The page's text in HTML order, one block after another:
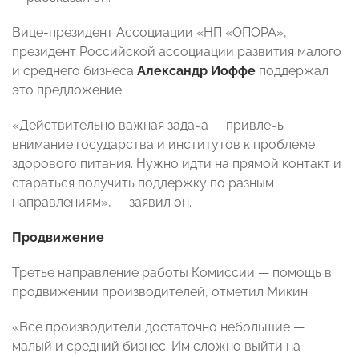
Вице-президент Ассоциации «НП «ОПОРА»,
президент Российской ассоциации развития малого
и среднего бизнеса Александр Иоффе поддержал
это предложение.
«Действительно важная задача — привлечь
внимание государства и институтов к проблеме
здорового питания. Нужно идти на прямой контакт и
стараться получить поддержку по разным
направлениям», — заявил он.
Продвижение
Третье направление работы Комиссии — помощь в
продвижении производителей, отметил Микин.
«Все производители достаточно небольшие —
малый и средний бизнес. Им сложно выйти на